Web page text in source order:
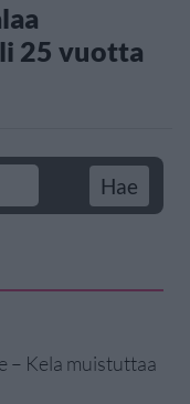
25 vuotta
– Kela muistuttaa